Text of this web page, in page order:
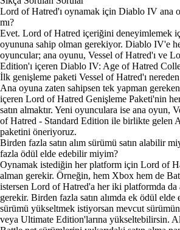
Lord of Hatred'ı oynamak için Diablo IV ana
mı?
Evet. Lord of Hatred içeriğini deneyimlemek
oyununa sahip olman gerekiyor. Diablo IV'e
oyuncular; ana oyunu, Vessel of Hatred'ı ve
Edition'ı içeren Diablo IV: Age of Hatred
İlk genişleme paketi Vessel of Hatred'ı
Ana oyuna zaten sahipsen tek yapman
içeren Lord of Hatred Genişleme Paketi'nin
satın almaktır. Yeni oyunculara ise ana oyun,
of Hatred - Standard Edition ile birlikte gelen
paketini öneriyoruz.
Birden fazla satın alım sürümü satın alabilir
fazla ödül elde edebilir miyim?
Oynamak istediğin her platform için Lord of
alman gerekir. Örneğin, hem Xbox hem de
istersen Lord of Hatred'a her iki platformda da
gerekir. Birden fazla satın alımda ek ödül elde
sürümü yükseltmek istiyorsan mevcut
veya Ultimate Edition'larına yükseltebilirsin.